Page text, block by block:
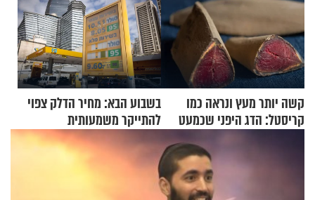
קשה יותר מעץ ונראה כמו
קריסטל: הדג היפני שכמעט
בלתי אפשרי לחתוך
בשבוע הבא: מחיר הדלק צפוי
להתייקר משמעותית